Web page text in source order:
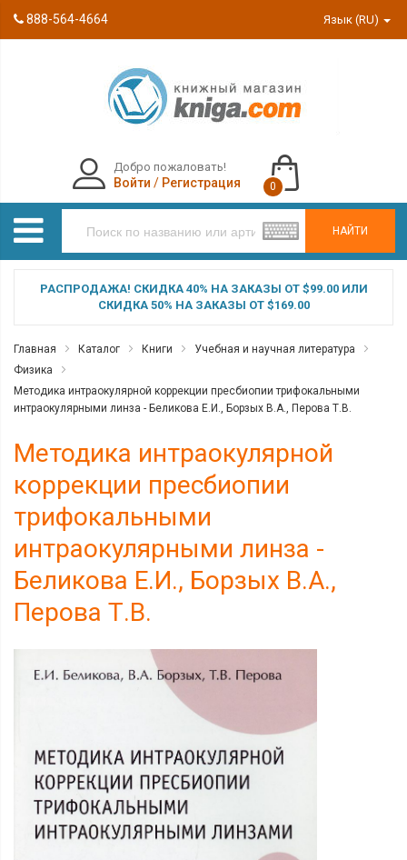
888-564-4664 Язык (RU)
НАЙТИ
Добро пожаловать!
Войти / Регистрация 0
РАСПРОДАЖА! СКИДКА 40% НА ЗАКАЗЫ ОТ $99.00 ИЛИ
СКИДКА 50% НА ЗАКАЗЫ ОТ $169.00
Главная Каталог Книги
Учебная и научная литература
Физика
Методика интраокулярной коррекции пресбиопии трифокальными
интраокулярными линза - Беликова Е.И., Борзых В.А., Перова Т.В.
Методика интраокулярной
коррекции пресбиопии
трифокальными
интраокулярными линза -
Беликова Е.И., Борзых В.А.,
Перова Т.В.